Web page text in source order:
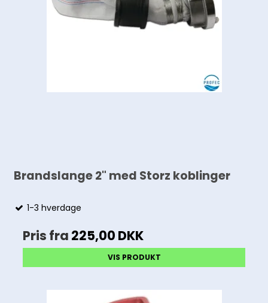
Brandslange 2" med Storz koblinger
1-3 hverdage
Pris fra 225,00 DKK
VIS PRODUKT